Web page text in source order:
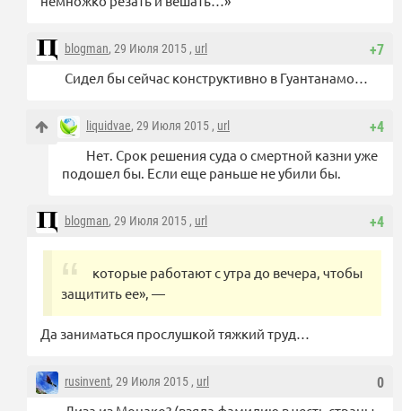
+7
blogman, 29 Июля 2015 , url
Сидел бы сейчас конструктивно в Гуантанамо…
+4
liquidvae, 29 Июля 2015 , url
Нет. Срок решения суда о смертной казни уже
подошел бы. Если еще раньше не убили бы.
+4
blogman, 29 Июля 2015 , url
которые работают с утра до вечера, чтобы
защитить ее», —
Да заниматься прослушкой тяжкий труд…
0
rusinvent, 29 Июля 2015 , url